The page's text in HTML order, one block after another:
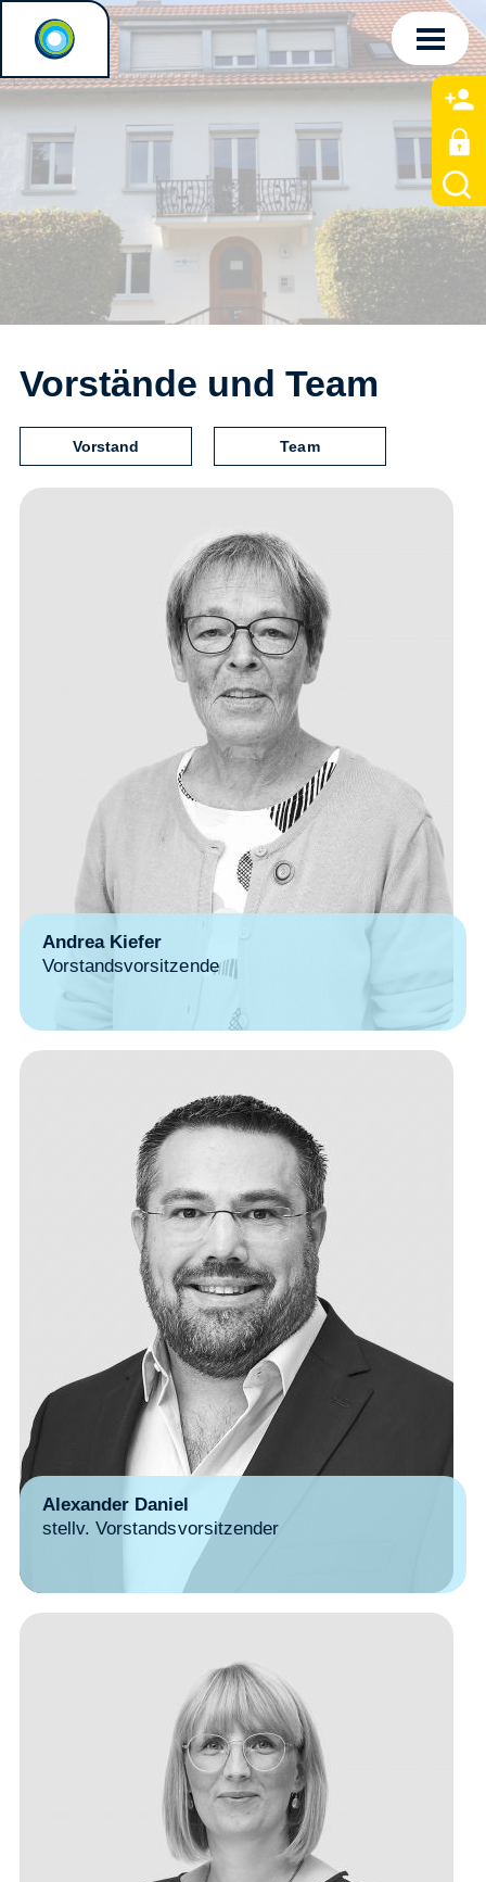
Vorstände und Team
Vorstand Team
Andrea Kiefer
Vorstandsvorsitzende
Alexander Daniel
stellv. Vorstandsvorsitzender